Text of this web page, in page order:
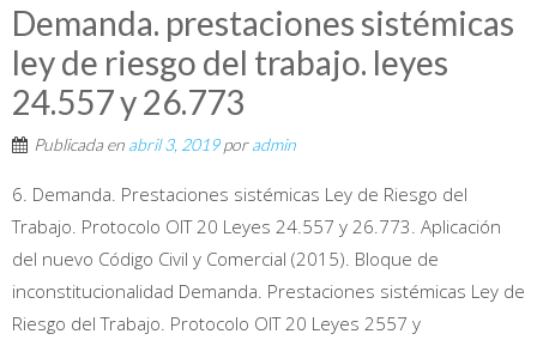
Demanda. prestaciones sistémicas
ley de riesgo del trabajo. leyes
24.557 y 26.773
Publicada en abril 3, 2019poradmin
6. Demanda. Prestaciones sistémicas Ley de Riesgo del
Trabajo. Protocolo OIT 20 Leyes 24.557 y 26.773. Aplicación
del nuevo Código Civil y Comercial (2015). Bloque de
inconstitucionalidad Demanda. Prestaciones sistémicas Ley de
Riesgo del Trabajo. Protocolo OIT 20 Leyes 2557 y